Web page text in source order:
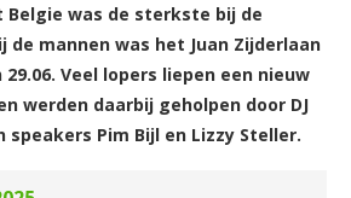
Belgie was de sterkste bij de
de mannen was het Juan Zijderlaan
Veel lopers liepen een nieuw
werden daarbij geholpen door DJ
speakers Pim Bijl en Lizzy Steller.